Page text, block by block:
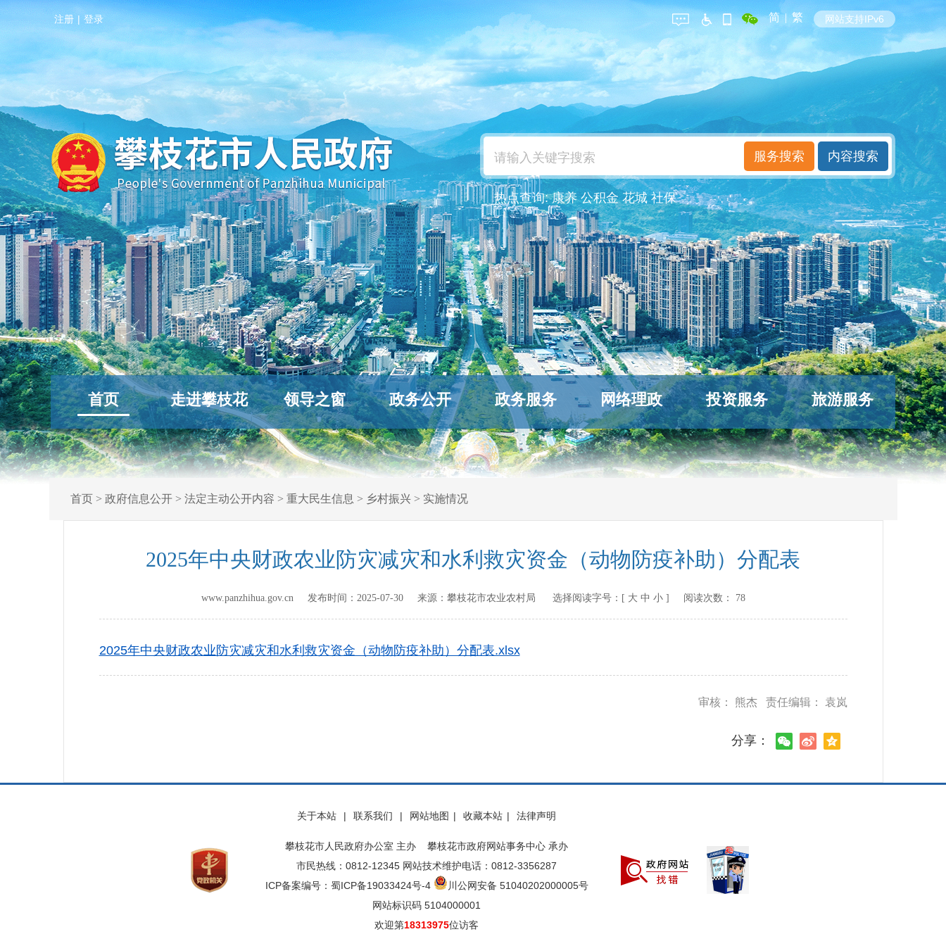
注册 | 登录 简 | 繁 网站支持IPv6
热点查询:康养 公积金 花城 社保
首页 走进攀枝花 领导之窗 政务公开 政务服务 网络理政 投资服务 旅游服务
首页> 政府信息公开> 法定主动公开内容 > 重大民生信息 > 乡村振兴> 实施情况
2025年中央财政农业防灾减灾和水利救灾资金（动物防疫补助）分配表
www.panzhihua.gov.cn 发布时间： 2025-07-30来源： 攀枝花市农业农村局 选择阅读字号：[ 大 中 小] 阅读次数： 78
2025年中央财政农业防灾减灾和水利救灾资金（动物防疫补助）分配表.xlsx
审核： 熊杰 责任编辑： 袁岚
分享：
关于本站 | 联系我们 | 网站地图 | 收藏本站 | 法律声明
攀枝花市人民政府办公室 主办 攀枝花市政府网站事务中心 承办
市民热线：0812-12345 网站技术维护电话：0812-3356287
ICP备案编号：蜀ICP备19033424号-4
川公网安备 51040202000005号
网站标识码 5104000001
欢迎第18313975位访客